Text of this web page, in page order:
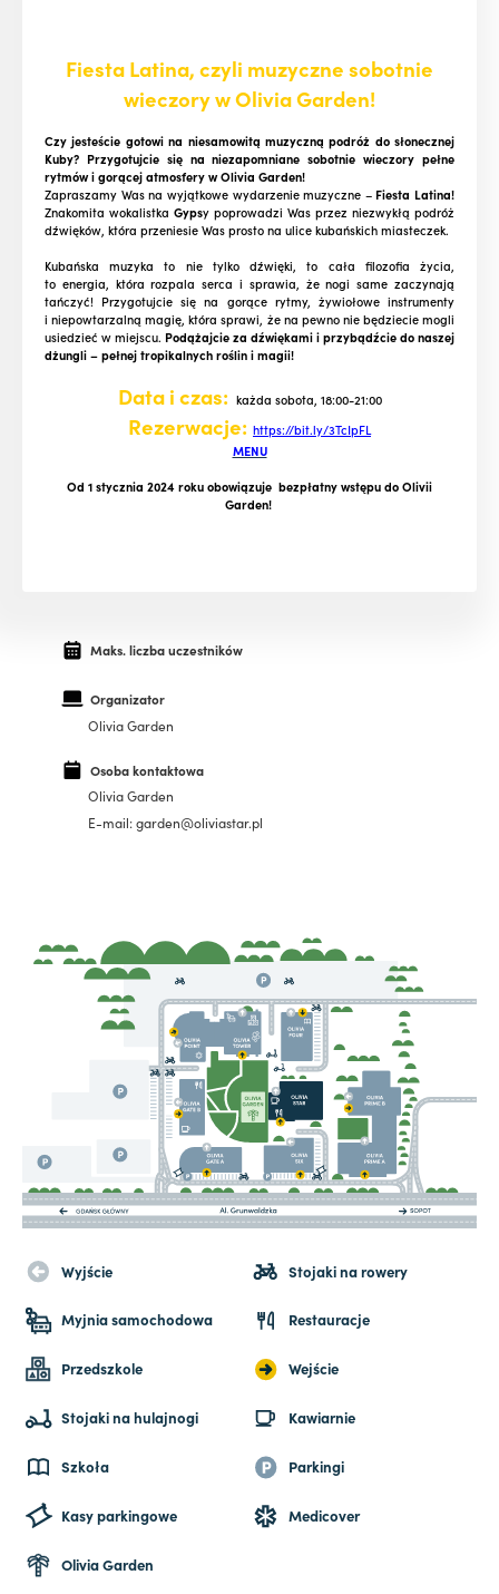
Fiesta Latina, czyli muzyczne sobotnie
wieczory w Olivia Garden!
Czy jesteście gotowi na niesamowitą muzyczną podróż do słonecznej
Kuby? Przygotujcie się na niezapomniane sobotnie wieczory pełne
rytmów i gorącej atmosfery w Olivia Garden!
Zapraszamy Was na wyjątkowe wydarzenie muzyczne – Fiesta Latina!
Znakomita wokalistka Gypsy poprowadzi Was przez niezwykłą podróż
dźwięków, która przeniesie Was prosto na ulice kubańskich miasteczek.
Kubańska muzyka to nie tylko dźwięki, to cała filozofia życia,
to energia, która rozpala serca i sprawia, że nogi same zaczynają
tańczyć! Przygotujcie się na gorące rytmy, żywiołowe instrumenty
i niepowtarzalną magię, która sprawi, że na pewno nie będziecie mogli
usiedzieć w miejscu. Podążajcie za dźwiękami i przybądźcie do naszej
dżungli – pełnej tropikalnych roślin i magii!
Data i czas: każda sobota, 18:00-21:00
Rezerwacje: https://bit.ly/3TcIpFL
MENU
Od 1 stycznia 2024 roku obowiązuje bezpłatny wstępu do Olivii
Garden!
Maks. liczba uczestników
Organizator
Olivia Garden
Osoba kontaktowa
Olivia Garden
E-mail: garden@oliviastar.pl
Wyjście Stojaki na rowery
Myjnia samochodowa Restauracje
Przedszkole Wejście
Stojaki na hulajnogi Kawiarnie
Szkoła Parkingi
Kasy parkingowe Medicover
Olivia Garden